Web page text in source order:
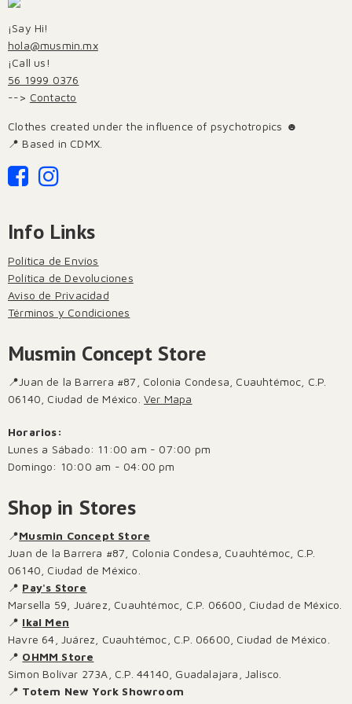
¡Say Hi!
hola@musmin.mx
¡Call us!
56 1999 0376
--> Contacto
Clothes created under the influence of psychotropics ☻
📍 Based in CDMX.
Info Links
Política de Envíos
Política de Devoluciones
Aviso de Privacidad
Términos y Condiciones
Musmin Concept Store
📍Juan de la Barrera #87, Colonia Condesa, Cuauhtémoc, C.P.
06140, Ciudad de México. Ver Mapa
Horarios:
Lunes a Sábado: 11:00 am - 07:00 pm
Domingo: 10:00 am - 04:00 pm
Shop in Stores
📍Musmin Concept Store
Juan de la Barrera #87, Colonia Condesa, Cuauhtémoc, C.P.
06140, Ciudad de México.
📍 Pay's Store
Marsella 59, Juárez, Cuauhtémoc, C.P. 06600, Ciudad de México.
📍 Ikal Men
Havre 64, Juárez, Cuauhtémoc, C.P. 06600, Ciudad de México.
📍 OHMM Store
Simon Bolívar 273A, C.P. 44140, Guadalajara, Jalisco.
📍 Totem New York Showroom